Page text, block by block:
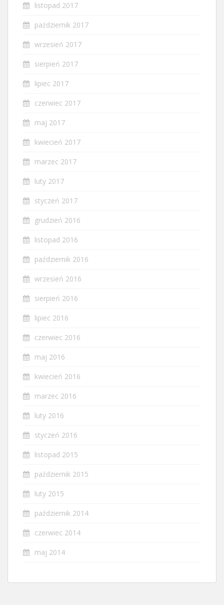
listopad 2017
październik 2017
wrzesień 2017
sierpień 2017
lipiec 2017
czerwiec 2017
maj 2017
kwiecień 2017
marzec 2017
luty 2017
styczeń 2017
grudzień 2016
listopad 2016
październik 2016
wrzesień 2016
sierpień 2016
lipiec 2016
czerwiec 2016
maj 2016
kwiecień 2016
marzec 2016
luty 2016
styczeń 2016
listopad 2015
październik 2015
luty 2015
październik 2014
czerwiec 2014
maj 2014